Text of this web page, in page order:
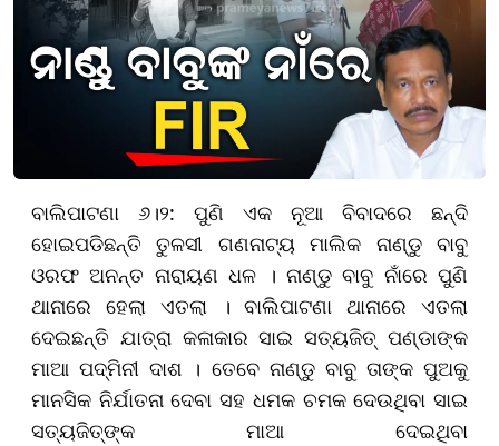
ବାଲିପାଟଣା ୬।୨: ପୁଣି ଏକ ନୂଆ ବିବାଦରେ ଛନ୍ଦି
ହୋଇପଡିଛନ୍ତି ତୁଳସୀ ଗଣନାଟ୍ୟ ମାଲିକ ନାଣ୍ଡୁ ବାବୁ
ଓରଫ ଅନନ୍ତ ନାରାୟଣ ଧଳ । ନାଣ୍ଡୁ ବାବୁ ନାଁରେ ପୁଣି
ଥାନାରେ ହେଲା ଏତଲା । ବାଲିପାଟଣା ଥାନାରେ ଏତଲା
ଦେଇଛନ୍ତି ଯାତ୍ରା କଳାକାର ସାଇ ସତ୍ୟଜିତ୍ ପଣ୍ଡାଙ୍କ
ମାଆ ପଦ୍ମିନୀ ଦାଶ । ତେବେ ନାଣ୍ଡୁ ବାବୁ ତାଙ୍କ ପୁଅକୁ
ମାନସିକ ନିର୍ଯାତନା ଦେବା ସହ ଧମକ ଚମକ ଦେଉଥିବା ସାଇ
ସତ୍ୟଜିତ୍‌ଙ୍କ ମାଆ ଦେଇଥିବା